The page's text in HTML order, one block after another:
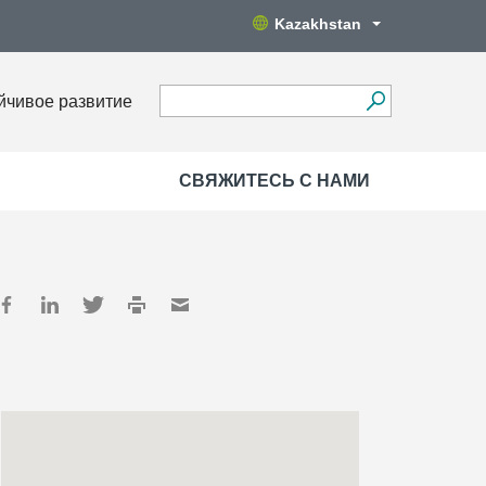
Kazakhstan
развитие
СВЯЖИТЕСЬ С НАМИ